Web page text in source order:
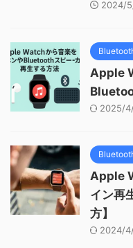
2024/
Apple
2025/
Apple
イン再
方】
2024/